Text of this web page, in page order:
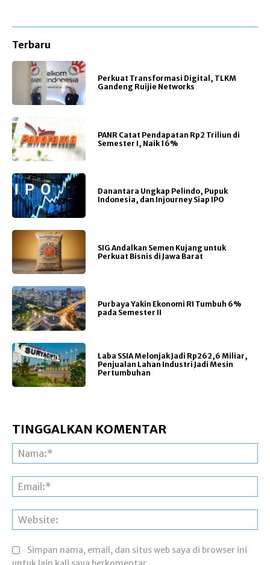
Terbaru
Perkuat Transformasi Digital, TLKM
Gandeng Ruijie Networks
PANR Catat Pendapatan Rp2 Triliun di
Semester I, Naik 16%
Danantara Ungkap Pelindo, Pupuk
Indonesia, dan Injourney Siap IPO
SIG Andalkan Semen Kujang untuk
Perkuat Bisnis di Jawa Barat
Purbaya Yakin Ekonomi RI Tumbuh 6%
pada Semester II
Laba SSIA Melonjak Jadi Rp262,6 Miliar,
Penjualan Lahan Industri Jadi Mesin
Pertumbuhan
TINGGALKAN KOMENTAR
Simpan nama, email, dan situs web saya di browser ini